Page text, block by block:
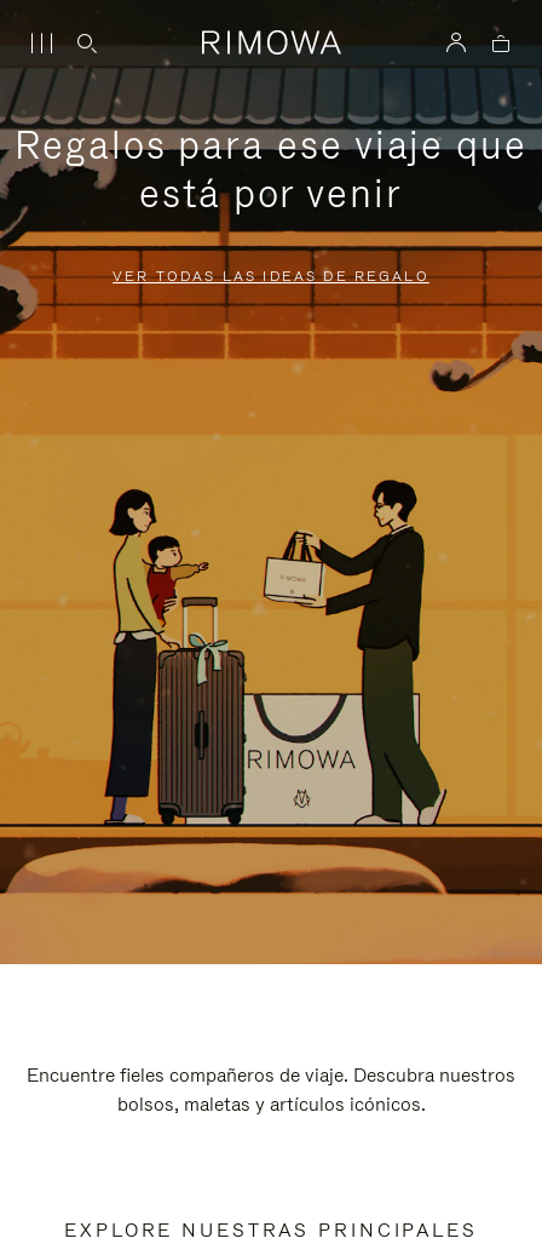
Regalos para ese viaje que
está por venir
VER TODAS LAS IDEAS DE REGALO
Encuentre fieles compañeros de viaje. Descubra nuestros
bolsos, maletas y artículos icónicos.
EXPLORE NUESTRAS PRINCIPALES